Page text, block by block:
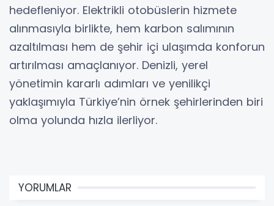
hedefleniyor. Elektrikli otobüslerin hizmete
alınmasıyla birlikte, hem karbon salımının
azaltılması hem de şehir içi ulaşımda konforun
artırılması amaçlanıyor. Denizli, yerel
yönetimin kararlı adımları ve yenilikçi
yaklaşımıyla Türkiye’nin örnek şehirlerinden biri
olma yolunda hızla ilerliyor.
YORUMLAR